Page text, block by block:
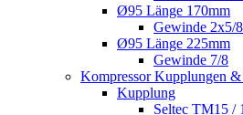
Ø95 Länge 170mm
Gewinde 2x5/
Ø95 Länge 225mm
Gewinde 7/8
Kompressor Kupplungen &
Kupplung
Seltec TM15 /